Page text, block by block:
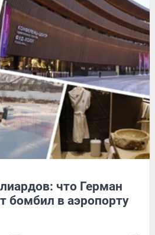
что Герман
бомбил в аэропорту